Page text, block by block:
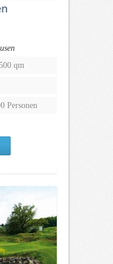
qm
Personen